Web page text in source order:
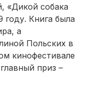
«Дикой собака
году. Книга была
а
Польских в
кинофестивале
приз –